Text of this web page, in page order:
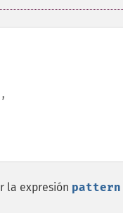
,
la expresión pattern